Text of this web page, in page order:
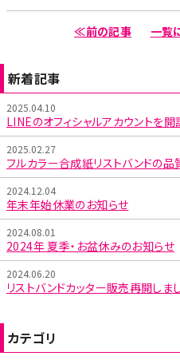
≪前の記事 一覧
新着記事
2025.04.10
LINEのオフィシャルアカウントを開
2025.02.27
フルカラー合成紙リストバンドの
2024.12.04
年末年始休業のお知らせ
2024.08.01
2024年 夏季・お盆休みのお知らせ
2024.06.20
リストバンドカッター販売再開しま
カテゴリ